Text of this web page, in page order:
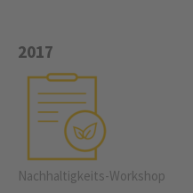
2017
Nachhaltigkeits-Workshop